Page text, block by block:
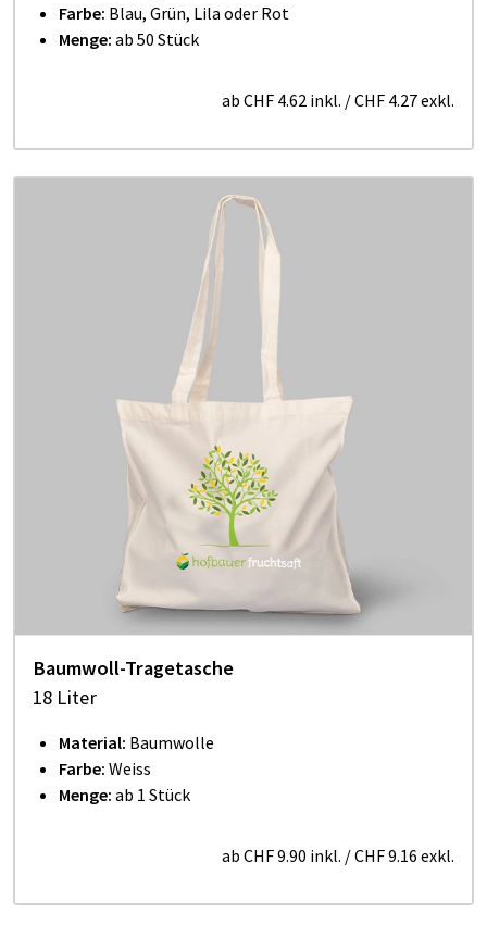
Farbe: Blau, Grün, Lila oder Rot
Menge: ab 50 Stück
ab CHF 4.62 inkl. /CHF 4.27exkl.
Baumwoll-Tragetasche
18 Liter
Material: Baumwolle
Farbe: Weiss
Menge: ab 1 Stück
ab CHF 9.90 inkl. /CHF 9.16 exkl.